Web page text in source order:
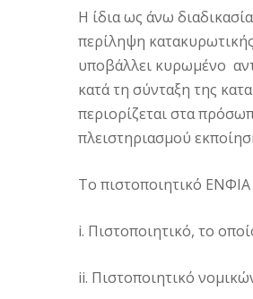
Η ίδια ως άνω
περίληψη
υποβάλλει κυρωμένο
κατά τη σύνταξη της
περιορίζεται στα
πλειστηριασμού
Το πιστοποιητικό ΕΝΦΙΑ
i. Πιστοποιητικό, το
ii. Πιστοποιητικό